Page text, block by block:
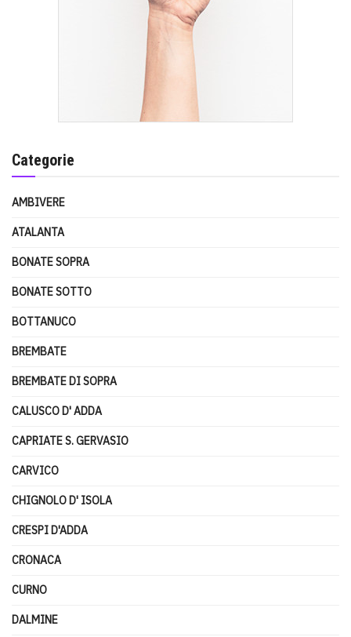
Categorie
AMBIVERE
ATALANTA
BONATE SOPRA
BONATE SOTTO
BOTTANUCO
BREMBATE
BREMBATE DI SOPRA
CALUSCO D' ADDA
CAPRIATE S. GERVASIO
CARVICO
CHIGNOLO D' ISOLA
CRESPI D'ADDA
CRONACA
CURNO
DALMINE